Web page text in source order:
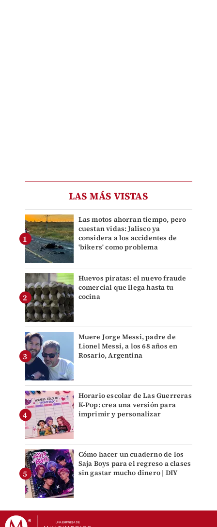
LAS MÁS VISTAS
Las motos ahorran tiempo, pero
cuestan vidas: Jalisco ya
considera a los accidentes de
'bikers' como problema
Huevos piratas: el nuevo fraude
comercial que llega hasta tu
cocina
Muere Jorge Messi, padre de
Lionel Messi, a los 68 años en
Rosario, Argentina
Horario escolar de Las Guerreras
K-Pop: crea una versión para
imprimir y personalizar
Cómo hacer un cuaderno de los
Saja Boys para el regreso a clases
sin gastar mucho dinero | DIY